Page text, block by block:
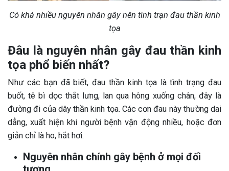
Có khá nhiều nguyên nhân gây nên tình trạn đau thần kinh
tọa
Đâu là nguyên nhân gây đau thần kinh
tọa phổ biến nhất?
Như các bạn đã biết, đau thần kinh tọa là tình trạng đau
buốt, tê bì dọc thắt lưng, lan qua hông xuống chân, đây là
đường đi của dây thần kinh tọa. Các cơn đau này thường dai
dẳng, xuất hiện khi người bệnh vận động nhiều, hoặc đơn
giản chỉ là ho, hắt hơi.
Nguyên nhân chính gây bệnh ở mọi đối